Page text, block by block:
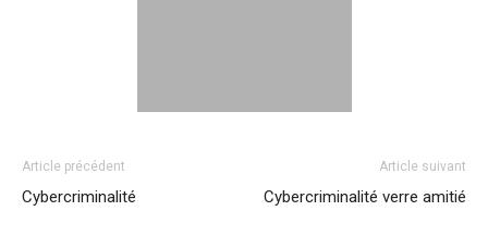
Article précédent
Cybercriminalité
Article suivant
Cybercriminalité verre amitié